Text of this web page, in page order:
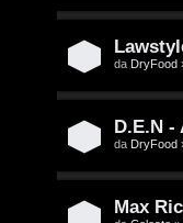
da DryFood
D.E.N
da DryFood
Max